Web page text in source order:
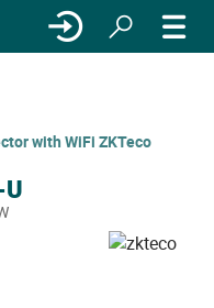
with WiFi ZKTeco